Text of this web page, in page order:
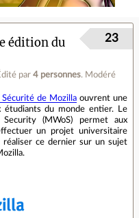
édition du
par 4 personnes. Modéré
23
Sécurité de Mozilla ouvrent une
étudiants du monde entier. Le
(MWoS) permet aux
un projet universitaire
ce dernier sur un sujet